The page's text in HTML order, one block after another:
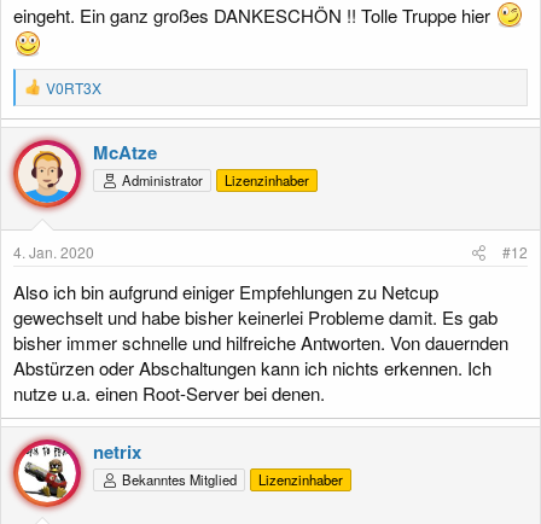
eingeht. Ein ganz großes DANKESCHÖN !! Tolle Truppe hier
R
e
a
k
t
i
o
n
n
V0RT3X
McAtze
Administrator Lizenzinhaber
4. Jan. 2020 #12
Also ich bin aufgrund einiger Empfehlungen zu Netcup
gewechselt und habe bisher keinerlei Probleme damit. Es gab
bisher immer schnelle und hilfreiche Antworten. Von dauernden
Abstürzen oder Abschaltungen kann ich nichts erkennen. Ich
nutze u.a. einen Root-Server bei denen.
netrix
Bekanntes Mitglied Lizenzinhaber